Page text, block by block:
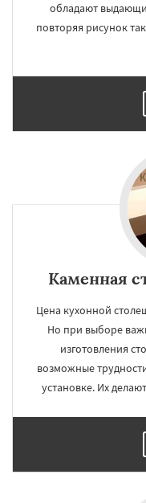
обладают
повторяя рисунок
Каменная
Цена кухонной
Но при выборе
изготовления
возможные
установке. Их